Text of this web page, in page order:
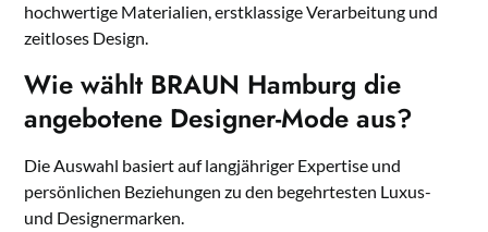
hochwertige Materialien, erstklassige Verarbeitung und
zeitloses Design.
Wie wählt BRAUN Hamburg die
angebotene Designer-Mode aus?
Die Auswahl basiert auf langjähriger Expertise und
persönlichen Beziehungen zu den begehrtesten Luxus-
und Designermarken.